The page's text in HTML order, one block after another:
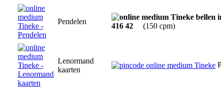
Pendelen
416 42 (150 cpm)
Lenormand
kaarten